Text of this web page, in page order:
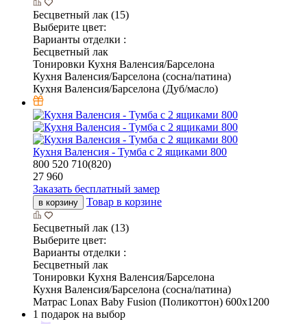
Бесцветный лак (15)
Выберите цвет:
Варианты отделки :
Бесцветный лак
Тонировки Кухня Валенсия/Барселона
Кухня Валенсия/Барселона (сосна/патина)
Кухня Валенсия/Барселона (Дуб/масло)
Кухня Валенсия - Тумба с 2 ящиками 800
800 520 710(820)
27 960
Заказать бесплатный замер
в корзину Товар в корзине
Бесцветный лак (13)
Выберите цвет:
Варианты отделки :
Бесцветный лак
Тонировки Кухня Валенсия/Барселона
Кухня Валенсия/Барселона (сосна/патина)
Матрас Lonax Baby Fusion (Поликоттон) 600х1200
1 подарок на выбор